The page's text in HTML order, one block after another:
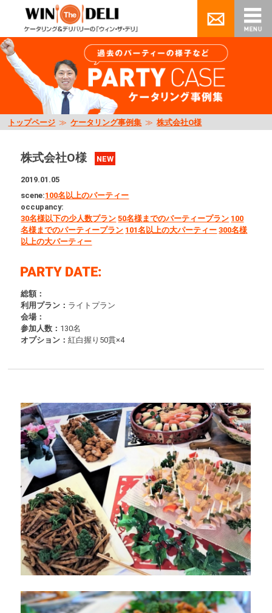
トップページ ≫ケータリング事例集 ≫株式会社O様
株式会社O様 NEW
2019.01.05
scene:100名以上のパーティー
occupancy:
30名様以下の少人数プラン 50名様までのパーティープラン 100
名様までのパーティープラン 101名以上の大パーティー 300名様
以上の大パーティー
総額：
利用プラン： ライトプラン
会場：
参加人数： 130名
オプション：紅白握り50貫×4